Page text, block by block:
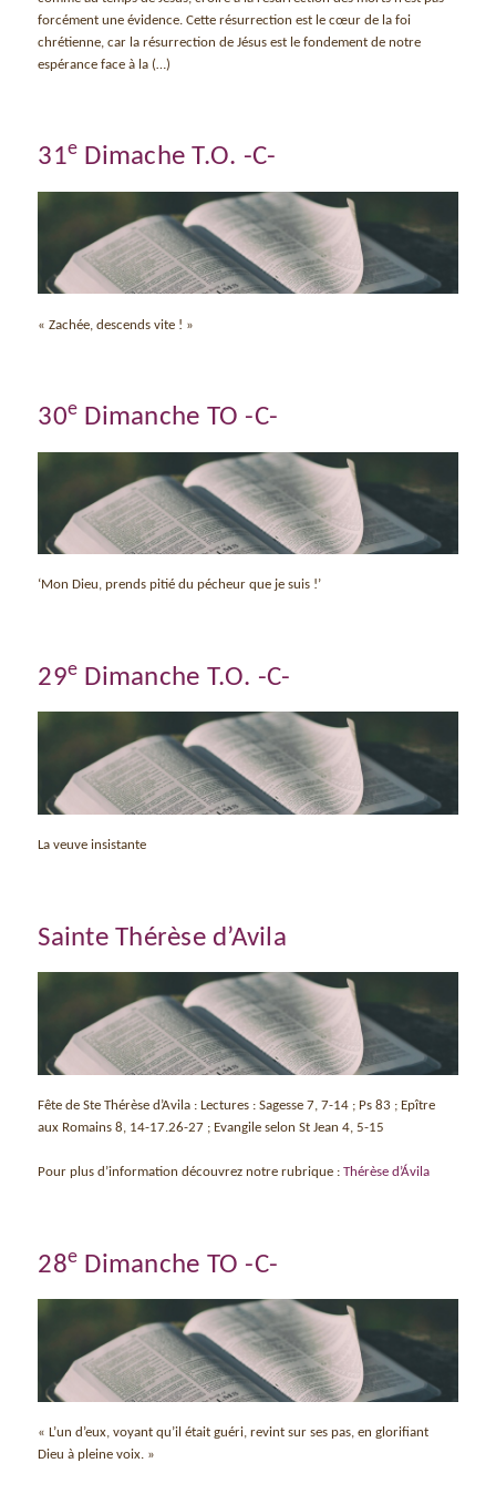
forcément une évidence. Cette résurrection est le cœur de la foi
chrétienne, car la résurrection de Jésus est le fondement de notre
espérance face à la (…)
31e Dimache T.O. -C-
« Zachée, descends vite ! »
30e Dimanche TO -C-
‘Mon Dieu, prends pitié du pécheur que je suis !’
29e Dimanche T.O. -C-
La veuve insistante
Sainte Thérèse d’Avila
Fête de Ste Thérèse d’Avila : Lectures : Sagesse 7, 7-14 ; Ps 83 ; Epître
aux Romains 8, 14-17.26-27 ; Evangile selon St Jean 4, 5-15
Pour plus d’information découvrez notre rubrique :Thérèse d’Ávila
28e Dimanche TO -C-
« L’un d’eux, voyant qu’il était guéri, revint sur ses pas, en glorifiant
Dieu à pleine voix. »